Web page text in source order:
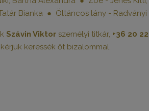
Bianka ● Öltáncos lány - Radványi
Szávin Viktor személyi titkár, +36 20
kérjük keressék őt bizalommal.